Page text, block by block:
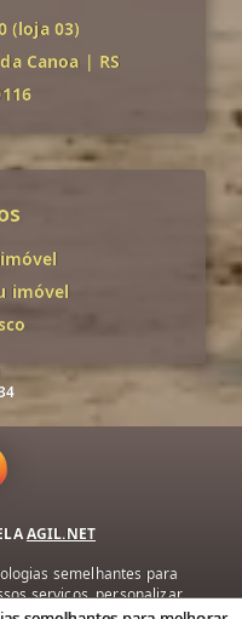
(loja 03)
Canoa | RS
imóvel
AGIL.NET
semelhantes para
serviços, personalizar